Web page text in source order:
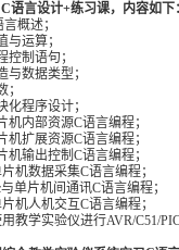
语言设计+练习课，内容如下
言概述；
与运算；
控制语句；
与数据类型；
；
化程序设计；
机内部资源C语言编程；
机扩展资源C语言编程；
机输出控制 C语言编程；
机数据采集C语言编程；
与单片机间通讯C语言编程；
机人机交互C语言编程；
教学实验仪进行AVR/C51/